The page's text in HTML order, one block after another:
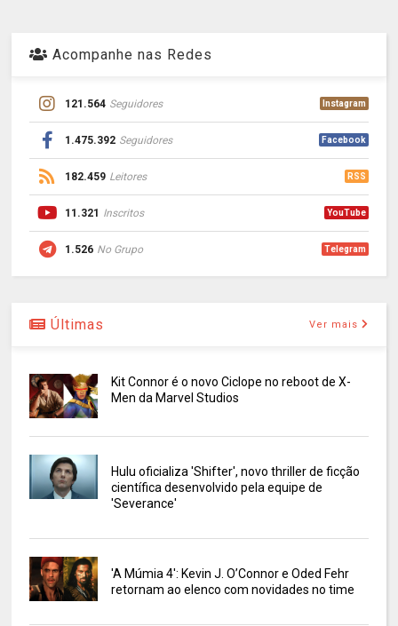
Acompanhe nas Redes
121.564 Seguidores Instagram
1.475.392 Seguidores Facebook
182.459 Leitores RSS
11.321 Inscritos YouTube
1.526 No Grupo Telegram
Últimas Ver mais
Kit Connor é o novo Ciclope no reboot de X-
Men da Marvel Studios
Hulu oficializa 'Shifter', novo thriller de ficção
científica desenvolvido pela equipe de
'Severance'
'A Múmia 4': Kevin J. O’Connor e Oded Fehr
retornam ao elenco com novidades no time